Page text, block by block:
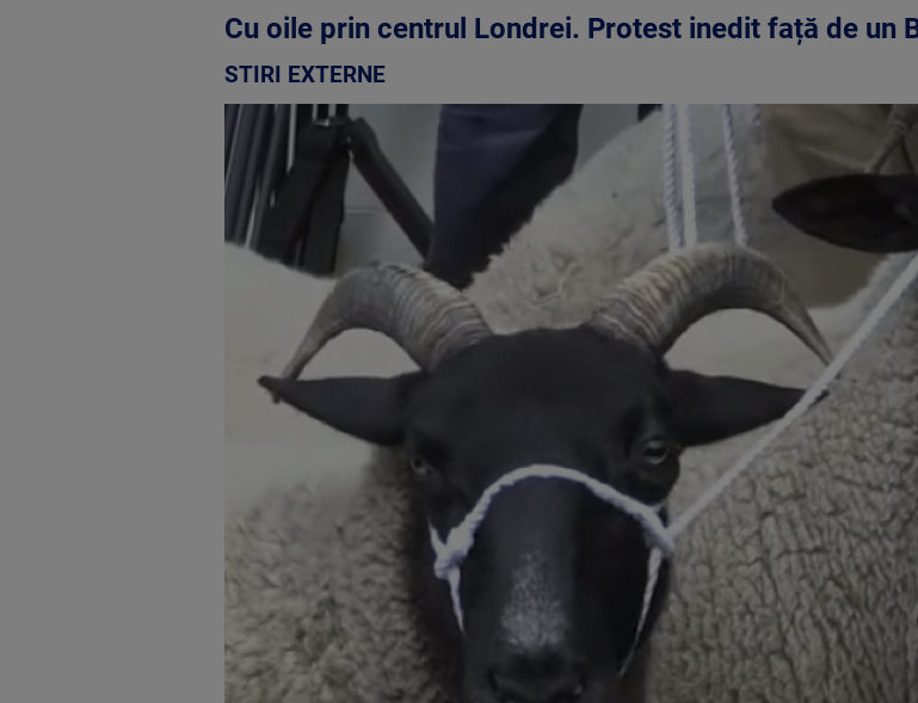
Cu oile prin centrul Londrei. Protest inedit față de un
STIRI EXTERNE